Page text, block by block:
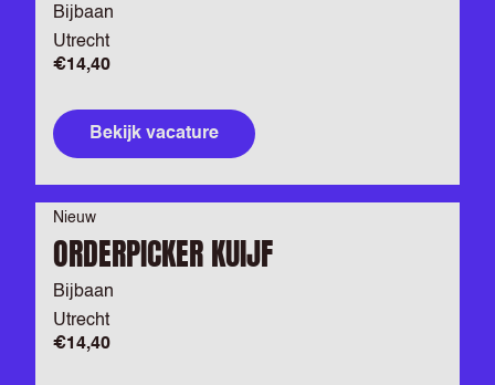
Bijbaan
Utrecht
€14,40
Bekijk vacature
Nieuw
ORDERPICKER KUIJF
Bijbaan
Utrecht
€14,40